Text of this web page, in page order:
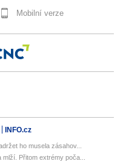
Mobilní verze
INFO.cz
ho musela zásahov...
Přitom extrémy poča...